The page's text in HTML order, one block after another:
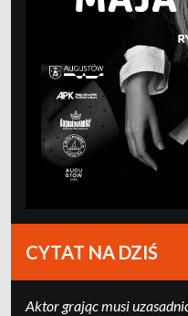
CYTAT NA DZIŚ
Ak­tor grając mu­si